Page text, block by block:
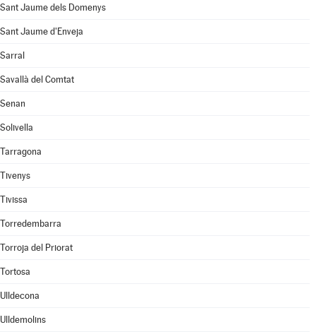
Sant Jaume dels Domenys
Sant Jaume d'Enveja
Sarral
Savallà del Comtat
Senan
Solivella
Tarragona
Tivenys
Tivissa
Torredembarra
Torroja del Priorat
Tortosa
Ulldecona
Ulldemolins